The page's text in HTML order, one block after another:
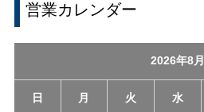
営業カレンダー
2026年8月
日 月 火 水